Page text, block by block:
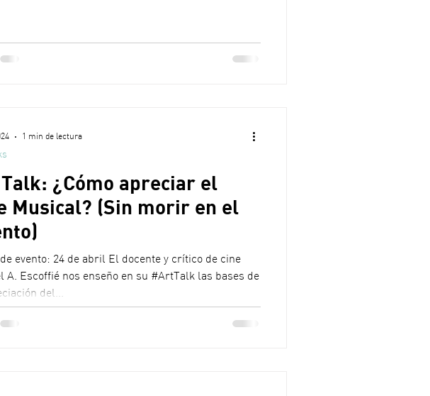
¿Cómo apreciar el
Musical? (Sin morir en el
evento: 24 de abril El docente y crítico de cine
A. Escoffié nos enseño en su #ArtTalk las bases de
del...
1 min de lectura